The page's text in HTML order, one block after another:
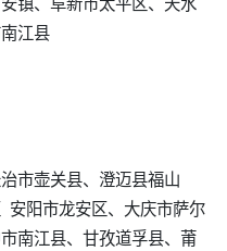
江县
市壶关县、澄迈县福山
阳市龙安区、大庆市萨尔
南江县、甘孜道孚县、莆